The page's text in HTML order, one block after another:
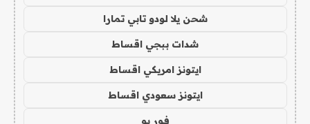
شحن يلا لودو تابي تمارا
شدات ببجي اقساط
ايتونز امريكي اقساط
ايتونز سعودي اقساط
فور يو